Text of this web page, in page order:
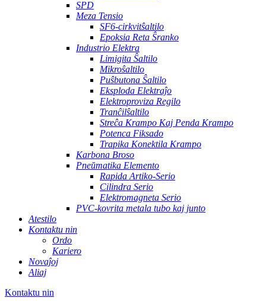
SPD
Meza Tensio
SF6-cirkvitŝaltilo
Epoksia Reta Ŝranko
Industrio Elektra
Limigita Ŝaltilo
Mikroŝaltilo
Puŝbutona Ŝaltilo
Eksploda Elektraĵo
Elektroproviza Regilo
Tranĉilŝaltilo
Streĉa Krampo Kaj Penda Krampo
Potenca Fiksado
Trapika Konektila Krampo
Karbona Broso
Pneŭmatika Elemento
Rapida Artiko-Serio
Cilindra Serio
Elektromagneta Serio
PVC-kovrita metala tubo kaj junto
Atestilo
Kontaktu nin
Ordo
Kariero
Novaĵoj
Aliaj
Kontaktu nin